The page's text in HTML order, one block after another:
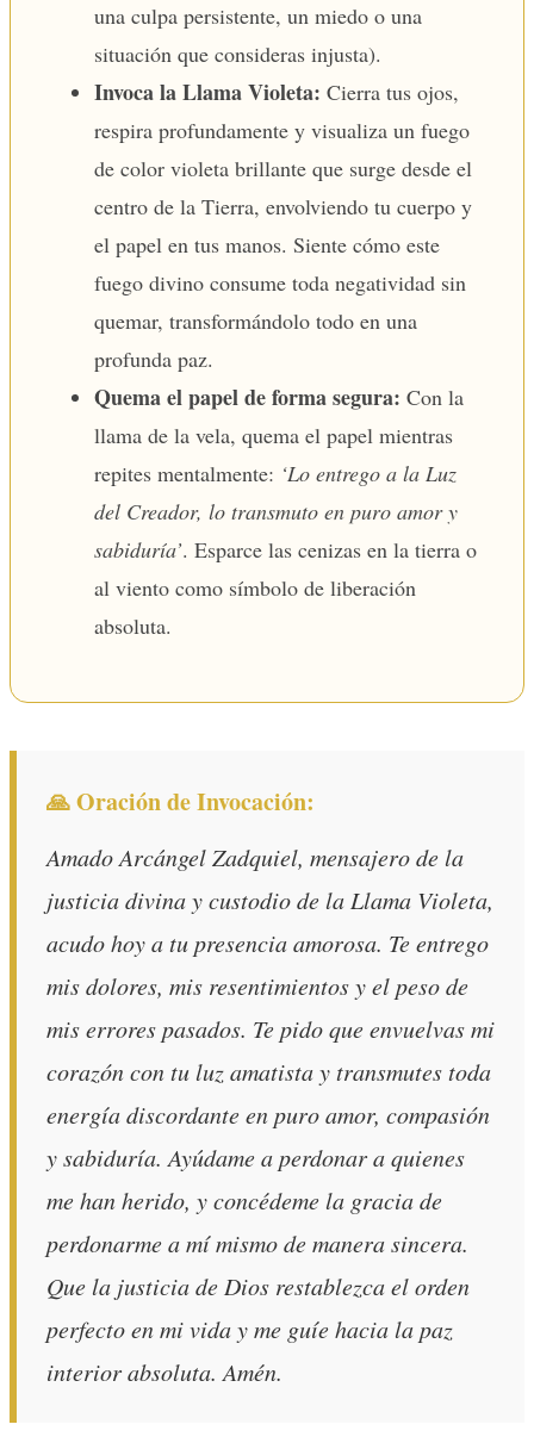
una culpa persistente, un miedo o una
situación que consideras injusta).
Invoca la Llama Violeta: Cierra tus ojos,
respira profundamente y visualiza un fuego
de color violeta brillante que surge desde el
centro de la Tierra, envolviendo tu cuerpo y
el papel en tus manos. Siente cómo este
fuego divino consume toda negatividad sin
quemar, transformándolo todo en una
profunda paz.
Quema el papel de forma segura: Con la
llama de la vela, quema el papel mientras
repites mentalmente: ‘Lo entrego a la Luz
del Creador, lo transmuto en puro amor y
sabiduría’. Esparce las cenizas en la tierra o
al viento como símbolo de liberación
absoluta.
🙏 Oración de Invocación:
Amado Arcángel Zadquiel, mensajero de la
justicia divina y custodio de la Llama Violeta,
acudo hoy a tu presencia amorosa. Te entrego
mis dolores, mis resentimientos y el peso de
mis errores pasados. Te pido que envuelvas mi
corazón con tu luz amatista y transmutes toda
energía discordante en puro amor, compasión
y sabiduría. Ayúdame a perdonar a quienes
me han herido, y concédeme la gracia de
perdonarme a mí mismo de manera sincera.
Que la justicia de Dios restablezca el orden
perfecto en mi vida y me guíe hacia la paz
interior absoluta. Amén.